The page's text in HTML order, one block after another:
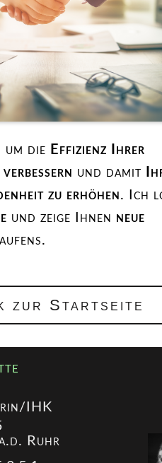
um die Effizienz Ihrer
und damit
zu erhöhen. Ich
und zeige Ihnen neue
zur Startseite
IHK
Ruhr